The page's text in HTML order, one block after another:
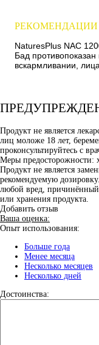
NaturesPlus NAC
Бад
вскармливании,
Продукт не является
лиц моложе 18 лет,
проконсультируйтесь с
Меры предосторожности:
Продукт не является
рекомендуемую
любой вред, причинённый
или хранения продукта.
Добавить отзыв
Ваша оценка:
Опыт использования:
Больше года
Менее месяца
Несколько месяцев
Несколько дней
Достоинства: